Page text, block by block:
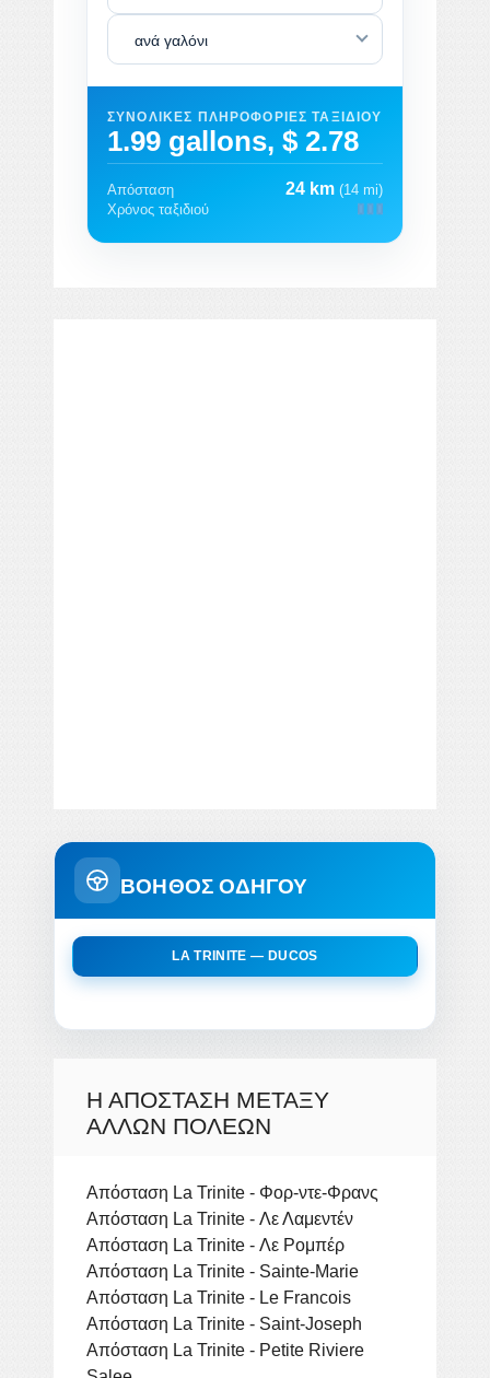
ανά γαλόνι
ΣΥΝΟΛΙΚΈΣ ΠΛΗΡΟΦΟΡΊΕΣ ΤΑΞΙΔΙΟΎ
1.99 gallons, $ 2.78
Απόσταση 24 km (14 mi)
Χρόνος ταξιδιού
ΒΟΗΘΟΣ ΟΔΗΓΟΥ
LA TRINITE — DUCOS
Η ΑΠΌΣΤΑΣΗ ΜΕΤΑΞΎ
ΆΛΛΩΝ ΠΌΛΕΩΝ
Απόσταση La Trinite - Φορ-ντε-Φρανς
Απόσταση La Trinite - Λε Λαμεντέν
Απόσταση La Trinite - Λε Ρομπέρ
Απόσταση La Trinite - Sainte-Marie
Απόσταση La Trinite - Le Francois
Απόσταση La Trinite - Saint-Joseph
Απόσταση La Trinite - Petite Riviere